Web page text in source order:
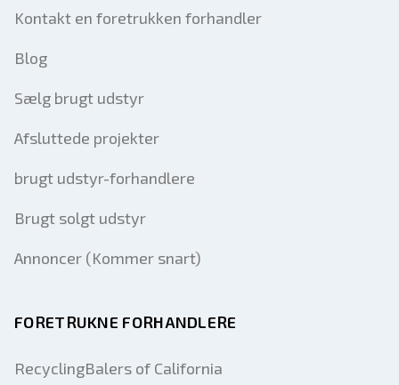
Kontakt en foretrukken forhandler
Blog
Sælg brugt udstyr
Afsluttede projekter
brugt udstyr-forhandlere
Brugt solgt udstyr
Annoncer (Kommer snart)
FORETRUKNE FORHANDLERE
RecyclingBalers of California